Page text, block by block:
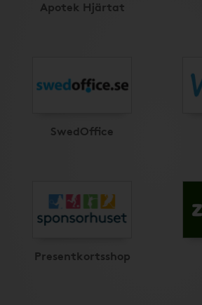
Apotek Hjärtat
SwedOffice
Presentkortsshop